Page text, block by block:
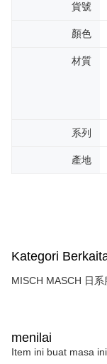
貨號
顏色
材質
系列
產地
Kategori
MISCH MASCH 日系
menilai
Item ini buat masa